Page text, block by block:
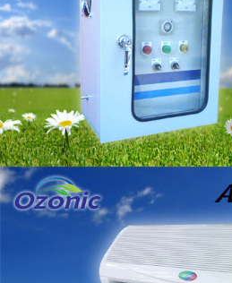
เครื่องโอโซนอุตส
ขนาด 30 กรัม/